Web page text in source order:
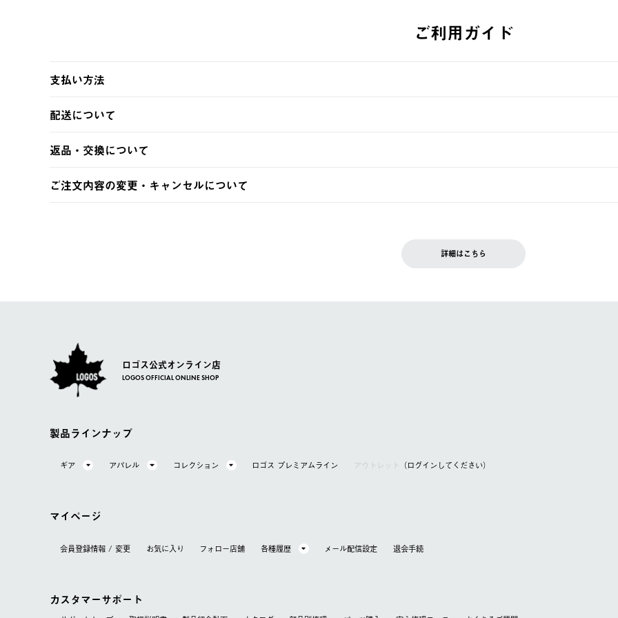
ご利用ガイド
支払い方法
・クレジットカード決済
・Pay-easy決済
配送について
ご注文・ご入金完了より2営業日以内に商品を発送いたします。
※予約販売・長期連休期間中のご注文は除く（別途スケジュールをご案内いたします。）
返品・交換について
ご注文内容の変更・キャンセルについて
詳細はこちら
ロゴス公式オンライン店
LOGOS OFFICIAL ONLINE SHOP
製品ラインナップ
ギア アパレル コレクション ロゴス プレミアムライン アウトレット （ログインしてください）
マイページ
会員登録情報 / 変更 お気に⼊り フォロー店舗 各種履歴 メール配信設定 退会⼿続
カスタマーサポート